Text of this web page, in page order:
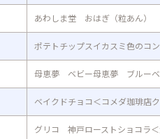
あわしま堂 おはぎ（粒あん）
ポテトチップスイカスミ色のコ
母恵夢 ベビー母恵夢 ブルー
ベイクドチョコ＜コメダ珈琲店
グリコ 神戸ローストショコラ